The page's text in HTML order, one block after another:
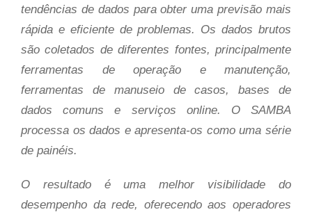
tendências de dados para obter uma previsão mais
rápida e eficiente de problemas. Os dados brutos
são coletados de diferentes fontes, principalmente
ferramentas de operação e manutenção,
ferramentas de manuseio de casos, bases de
dados comuns e serviços online. O SAMBA
processa os dados e apresenta-os como uma série
de painéis.
O resultado é uma melhor visibilidade do
desempenho da rede, oferecendo aos operadores